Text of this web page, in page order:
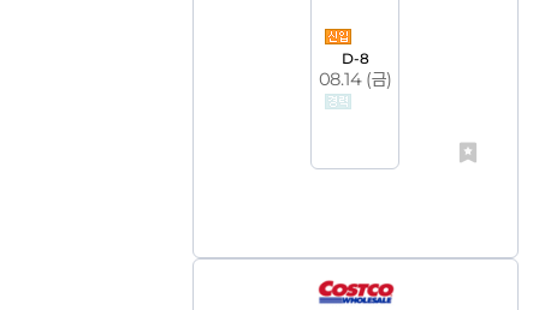
D-8
08.14 (금)